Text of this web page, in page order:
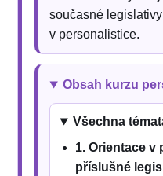
současné
v personalistice.
Obsah kurzu
Všechna
1. Orientace v
příslušné